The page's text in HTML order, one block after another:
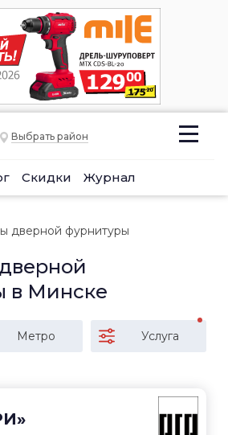
Выбрать район
Скидки Журнал
дверной фурнитуры
в Минске
Метро Услуга